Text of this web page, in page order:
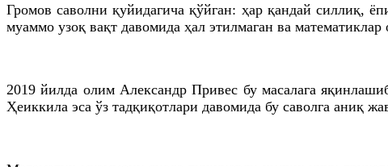
Громов саволни қуйидагича қўйган: ҳар қандай
муаммо узоқ вақт давомида ҳал этилмаган ва математиклар
2019 йилда олим Александр Привес бу масалага
Ҳеиккила эса ўз тадқиқотлари давомида бу саволга аниқ